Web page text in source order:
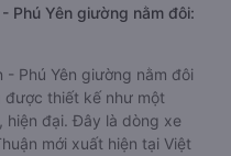
Phú Yên giường nằm đôi:
- Phú Yên giường nằm đôi
được thiết kế như một
hiện đại. Đây là dòng xe
mới xuất hiện tại Việt